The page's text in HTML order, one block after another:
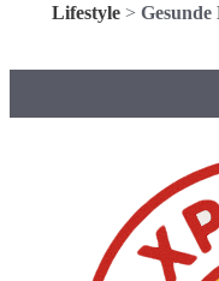
Lifestyle >